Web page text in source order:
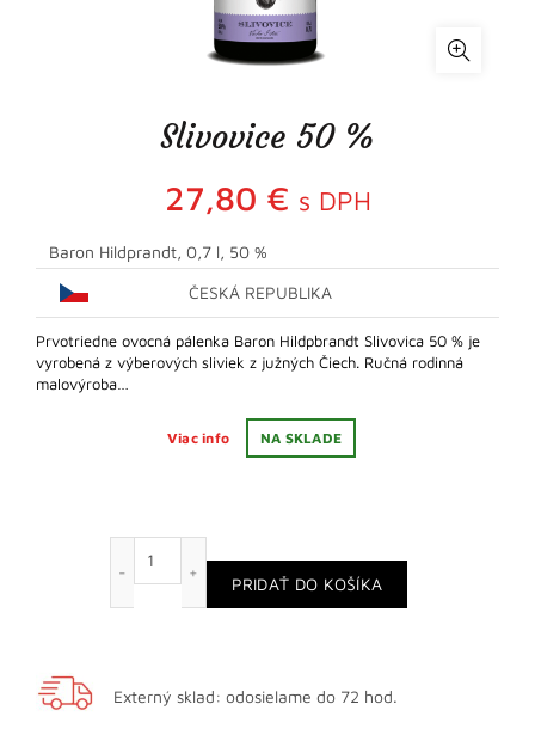
Slivovice 50 %
27,80 € s DPH
Baron Hildprandt, 0,7 l, 50 %
ČESKÁ REPUBLIKA
Prvotriedne ovocná pálenka Baron Hildpbrandt Slivovica 50 % je
vyrobená z výberových sliviek z južných Čiech. Ručná rodinná
malovýroba…
Viac info NA SKLADE
PRIDAŤ DO KOŠÍKA
Externý sklad: odosielame do 72 hod.